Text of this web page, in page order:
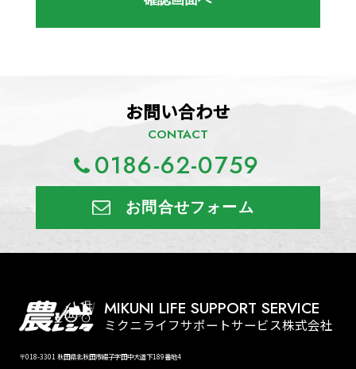
お問い合わせ
CONTACT
0186-62-0759
お問合せフォーム
MIKUNI LIFE SUPPORT SERVICE
ミクニライフサポートサービス株式会社
〒018-3301 秋田県北秋田市綴子字田中大道下189番地4